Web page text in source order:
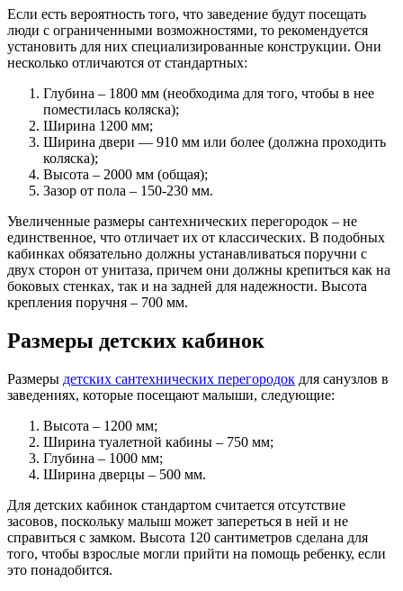
Если есть вероятность того, что заведение будут посещать
люди с ограниченными возможностями, то рекомендуется
установить для них специализированные конструкции. Они
несколько отличаются от стандартных:
Глубина – 1800 мм (необходима для того, чтобы в нее
поместилась коляска);
Ширина 1200 мм;
Ширина двери — 910 мм или более (должна проходить
коляска);
Высота – 2000 мм (общая);
Зазор от пола – 150-230 мм.
Увеличенные размеры сантехнических перегородок – не
единственное, что отличает их от классических. В подобных
кабинках обязательно должны устанавливаться поручни с
двух сторон от унитаза, причем они должны крепиться как на
боковых стенках, так и на задней для надежности. Высота
крепления поручня – 700 мм.
Размеры детских кабинок
Размеры детских сантехнических перегородок для санузлов в
заведениях, которые посещают малыши, следующие:
Высота – 1200 мм;
Ширина туалетной кабины – 750 мм;
Глубина – 1000 мм;
Ширина дверцы – 500 мм.
Для детских кабинок стандартом считается отсутствие
засовов, поскольку малыш может запереться в ней и не
справиться с замком. Высота 120 сантиметров сделана для
того, чтобы взрослые могли прийти на помощь ребенку, если
это понадобится.